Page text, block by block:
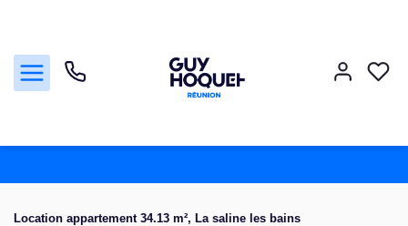
Location appartement 34.13 m², La saline les bains